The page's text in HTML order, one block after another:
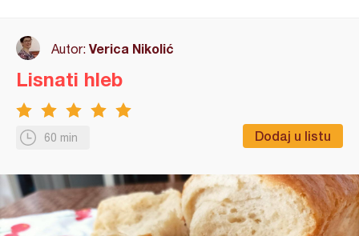
Autor: Verica Nikolić
60 min Dodaj u listu
Lisnati hleb